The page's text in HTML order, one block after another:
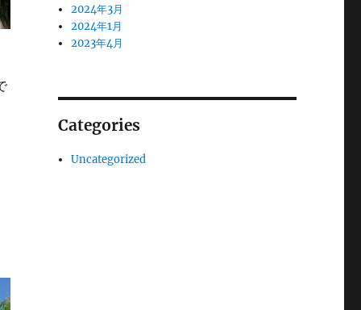
2024年3月
2024年1月
2023年4月
Categories
Uncategorized